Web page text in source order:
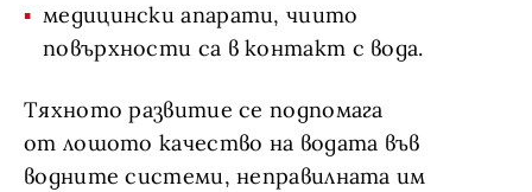
медицински апарати, чиито
повърхности са в контакт с вода.
Тяхното развитие се подпомага
от лошото качество на водата във
водните системи, неправилната им